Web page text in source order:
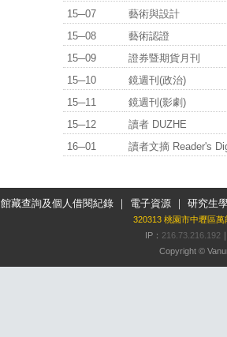
15─07
藝術與設計
15─08
藝術認證
15─09
證券暨期貨月刊
15─10
鏡週刊(政治)
15─11
鏡週刊(影劇)
15─12
讀者 DUZHE
16─01
讀者文摘 Reader's
館藏查詢及個人借閱紀錄｜ 電子資源｜ 研究生
320313 桃園市中壢區萬
IP： 216.73.216.192
Copyright ©